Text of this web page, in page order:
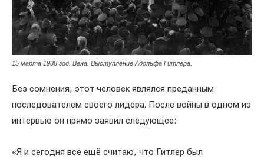
15 марта 1938 год. Вена. Выступление Адольфа Гитлера.
Без сомнения, этот человек являлся преданным
последователем своего лидера. После войны в одном из
интервью он прямо заявил следующее:
«Я и сегодня всё ещё считаю, что Гитлер был